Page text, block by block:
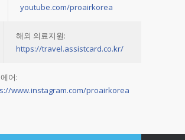
youtube.com/proairkorea
해외 의료지원:
https://travel.assistcard.co.kr/
어:
www.instagram.com/proairkorea